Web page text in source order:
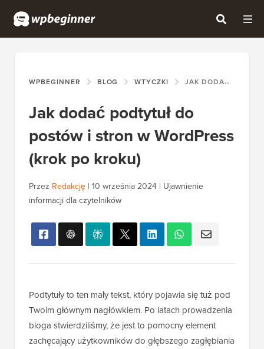
WPBEGINNER BLOG WTYCZKI JAK DODAĆ PODTYTUŁ DO POSTÓW I STRON W WORDPRESS (KROK PO KROKU)
Jak dodać podtytuł do
postów i stron w WordPress
(krok po kroku)
Przez Redakcję | 10 września 2024 | Ujawnienie
informacji dla czytelników
Podtytuły to ten mały tekst, który pojawia się tuż pod
Twoim głównym nagłówkiem. Po latach prowadzenia
bloga stwierdziliśmy, że jest to pomocny element
zachęcający użytkowników do głębszego zagłębiania